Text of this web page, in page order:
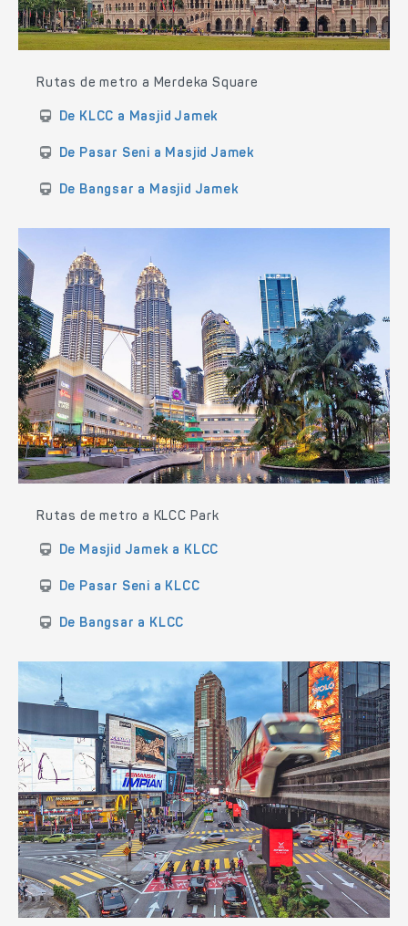
Rutas de metro a Merdeka Square
De KLCC a Masjid Jamek
De Pasar Seni a Masjid Jamek
De Bangsar a Masjid Jamek
Rutas de metro a KLCC Park
De Masjid Jamek a KLCC
De Pasar Seni a KLCC
De Bangsar a KLCC